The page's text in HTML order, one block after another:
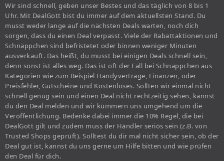
Wir sind schnell, geben unser Bestes und das täglich von 8 bis 1
Uhr. Mit DealGott bist du immer auf dem aktuellsten Stand. Du
musst weder lange auf die nächsten Deals warten, noch dich
sorgen, dass du einen Deal verpasst. Viele der Rabattaktionen und
Schnäppchen sind befristetet oder binnen weniger Minuten
ausverkauft. Das heißt, du musst bei einigen Deals schnell sein,
denn sonst ist alles weg. Das ist oft der Fall bei Schnäppchen aus
Kategorien wie zum Beispiel Handyverträge, Finanzen, oder
Preisfehler, Gutscheine und Kostenloses. Sollten wir einmal nicht
schnell genug sein und einen Deal nicht rechtzeitig sehen, kannst
du den Deal melden und wir kümmern uns umgehend um die
Veröffentlichung. Bedenke dabei immer die 10% Regel, die bei
DealGott gilt und zudem muss der Händler seriös sein (z.B. von
Trusted Shops geprüft). Solltest du dir mal nicht sicher sein, ob der
Deal gut ist, kannst du uns gerne um Hilfe bitten und wie prüfen
den Deal für dich.